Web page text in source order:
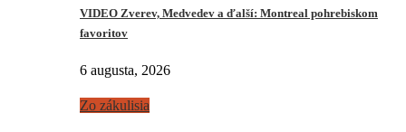
VIDEO Zverev, Medvedev a ďalší: Montreal pohrebiskom
favoritov
6 augusta, 2026
Zo zákulisia